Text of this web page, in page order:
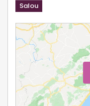
Salou